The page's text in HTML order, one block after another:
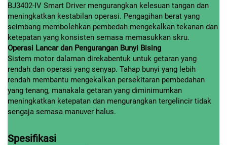
BJ3402-IV Smart Driver mengurangkan kelesuan tangan dan
meningkatkan kestabilan operasi. Pengagihan berat yang
seimbang membolehkan pembedah mengekalkan tekanan dan
ketepatan yang konsisten semasa memasukkan skru.
Operasi Lancar dan Pengurangan Bunyi Bising
Sistem motor dalaman direkabentuk untuk getaran yang
rendah dan operasi yang senyap. Tahap bunyi yang lebih
rendah membantu mengekalkan persekitaran pembedahan
yang tenang, manakala getaran yang diminimumkan
meningkatkan ketepatan dan mengurangkan tergelincir tidak
sengaja semasa manuver halus.
Spesifikasi